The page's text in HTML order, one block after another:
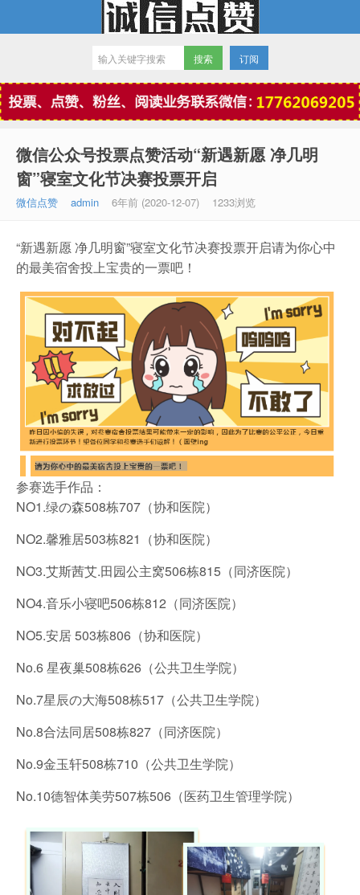
微信点赞
订阅
微信公众号投票点赞活动“新遇新愿 净几明
窗”寝室文化节决赛投票开启
微信点赞 admin 6年前 (2020-12-07) 1233浏览
“新遇新愿 净几明窗”寝室文化节决赛投票开启请为你心中
的最美宿舍投上宝贵的一票吧！
参赛选手作品：
NO1.绿の森508栋707（协和医院）
NO2.馨雅居503栋821（协和医院）
NO3.艾斯茜艾.田园公主窝506栋815（同济医院）
NO4.音乐小寝吧506栋812（同济医院）
NO5.安居 503栋806（协和医院）
No.6 星夜巢508栋626（公共卫生学院）
No.7星辰の大海508栋517（公共卫生学院）
No.8合法同居508栋827（同济医院）
No.9金玉轩508栋710（公共卫生学院）
No.10德智体美劳507栋506（医药卫生管理学院）